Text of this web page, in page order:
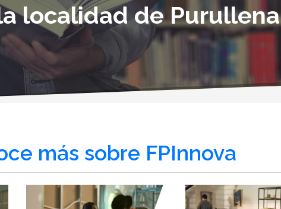
localidad de Purullena
más sobre FPInnova